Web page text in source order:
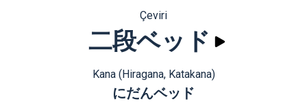
Çeviri
二段ベッド
Kana (Hiragana, Katakana)
にだんベッド